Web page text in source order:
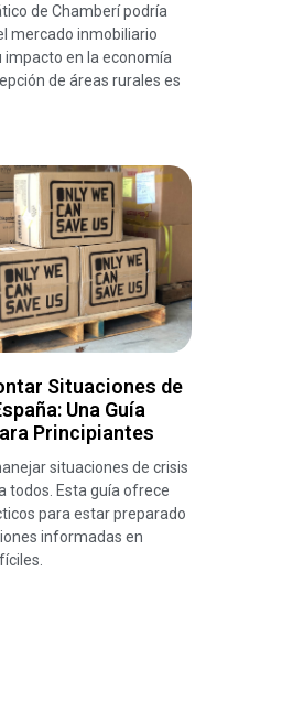
de Chamberí podría
mercado inmobiliario
impacto en la economía
de áreas rurales es
Situaciones de
Una Guía
Principiantes
situaciones de crisis
todos. Esta guía ofrece
para estar preparado
informadas en